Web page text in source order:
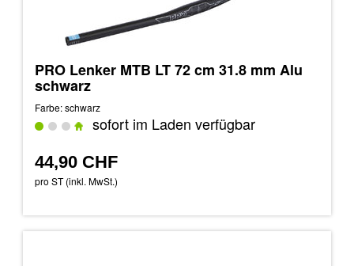
PRO Lenker MTB LT 72 cm 31.8 mm Alu
schwarz
Farbe: schwarz
sofort im Laden verfügbar
44,90 CHF
pro ST (inkl. MwSt.)